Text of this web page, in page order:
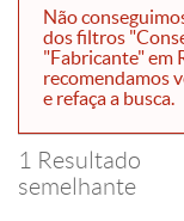
Não
dos filtros
"Fabricante" em
recomendamos
e refaça a busca.
1 Resultado
semelhante